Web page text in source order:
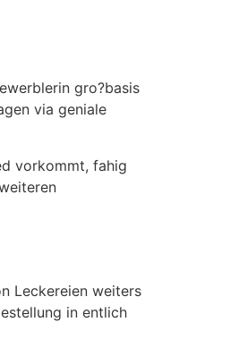
gro?basis
via geniale
vorkommt, fahig
Leckereien weiters
in entlich